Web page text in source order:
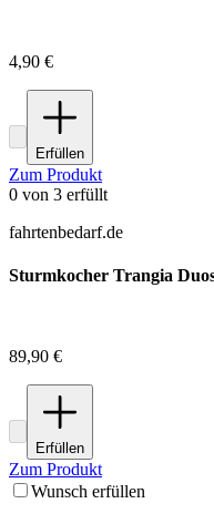
4,90 €
Erfüllen
Zum Produkt
0 von 3 erfüllt
fahrtenbedarf.de
Sturmkocher Trangia
89,90 €
Erfüllen
Zum Produkt
Wunsch erfüllen